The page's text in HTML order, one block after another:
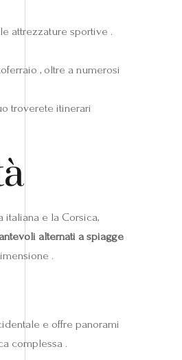
attrezzature sportive .
, oltre a numerosi
troverete itinerari
italiana e la Corsica,
alternati a spiagge
.
e offre panorami
complessa .